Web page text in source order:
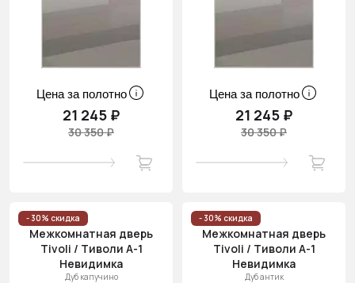
Цена за полотно
21 245 ₽
30 350 ₽
Цена за полотно
21 245 ₽
30 350 ₽
- 30% скидка
Межкомнатная дверь
Tivoli / Тиволи А-1
Невидимка
Дуб капучино
- 30% скидка
Межкомнатная дверь
Tivoli / Тиволи А-1
Невидимка
Дуб антик